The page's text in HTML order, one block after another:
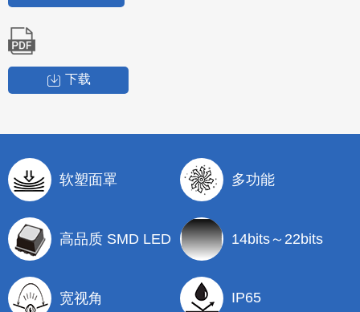
下载
软塑面罩 多功能
高品质 SMD LED 14bits～22bits
宽视角 IP65